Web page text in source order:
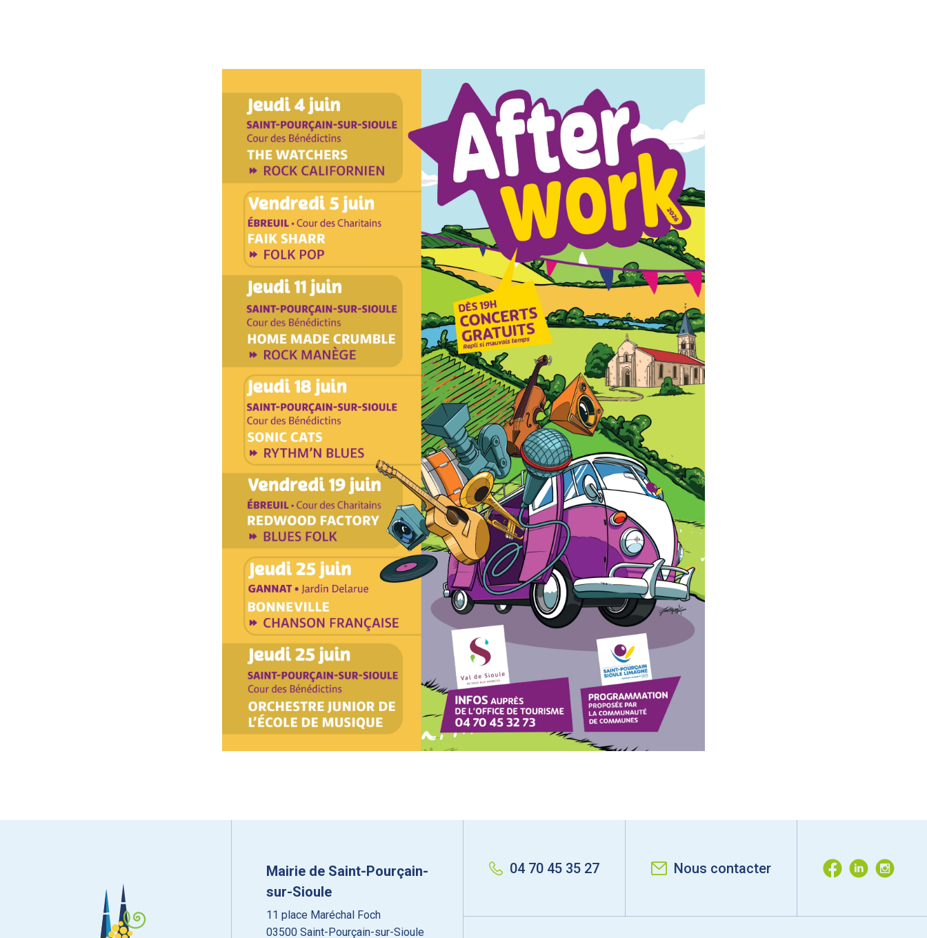
Mairie de Saint-Pourçain-
sur-Sioule
11 place Maréchal Foch
03500 Saint-Pourçain-sur-Sioule
04 70 45 35 27 Nous contacter